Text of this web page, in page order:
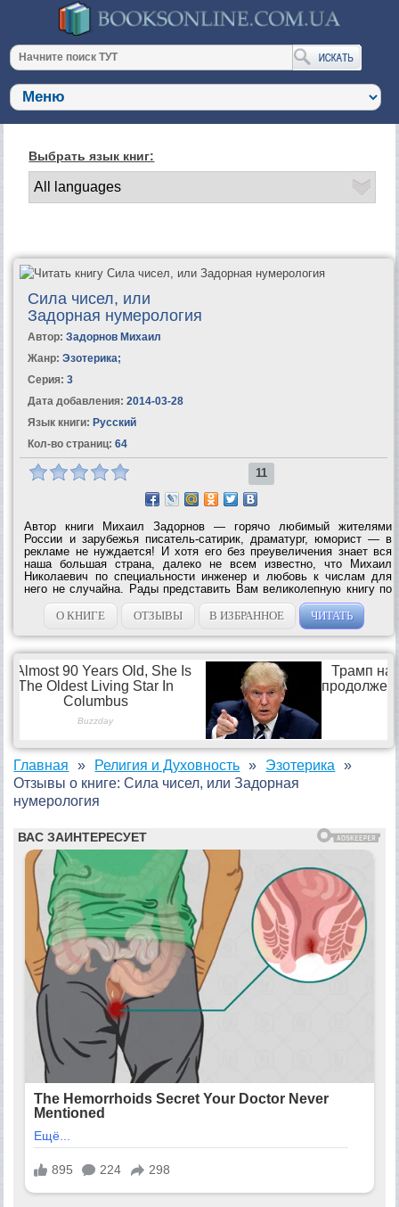
Выбрать язык книг:
Сила чисел, или
Задорная нумерология
Автор: Задорнов Михаил
Жанр: Эзотерика;
Серия: 3
Дата добавления: 2014-03-28
Язык книги: Русский
Кол-во страниц: 64
11
Автор книги Михаил Задорнов — горячо любимый жителями
России и зарубежья писатель-сатирик, драматург, юморист — в
рекламе не нуждается! И хотя его без преувеличения знает вся
наша большая страна, далеко не всем известно, что Михаил
Николаевич по специальности инженер и любовь к числам для
него не случайна. Рады представить Вам великолепную книгу по
нумерологии, в которой автор в свойственной ему манере легко,
непринужденно, с...
О КНИГЕ ОТЗЫВЫ В ИЗБРАННОЕ ЧИТАТЬ
Главная Религия и Духовность
Эзотерика
Отзывы о книге: Сила чисел, или Задорная
нумерология